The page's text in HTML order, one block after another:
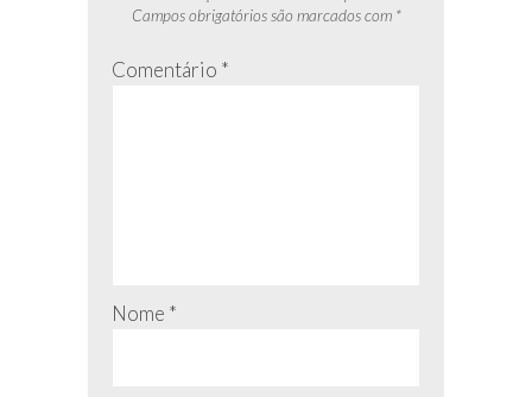
Campos obrigatórios são marcados com *
Comentário *
Nome *